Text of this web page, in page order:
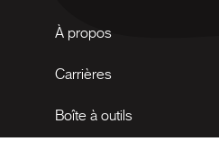
À propos
Carrières
Boîte à outils